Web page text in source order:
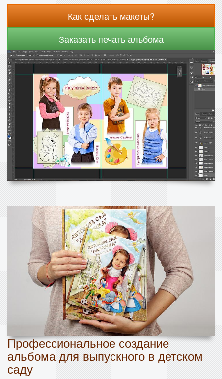
Как сделать макеты?
Заказать печать альбома
Профессиональное создание
альбома для выпускного в детском
саду